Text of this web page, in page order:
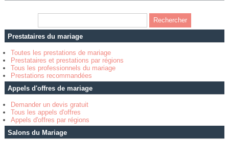
Prestataires du mariage
Toutes les prestations de mariage
Prestataires et prestations par régions
Tous les professionnels du mariage
Prestations recommandées
Appels d'offres de mariage
Demander un devis gratuit
Tous les appels d'offres
Appels d'offres par régions
Salons du Mariage